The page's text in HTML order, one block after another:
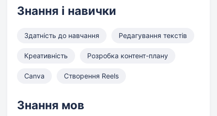
Знання і навички
Здатність до навчання Редагування текстів
Креативність Розробка контент-плану
Canva Створення Reels
Знання мов